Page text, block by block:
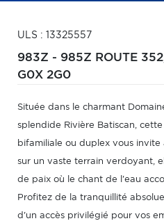
ULS : 13325557
983Z - 985Z ROUTE
G0X 2G0
Située dans le charmant
splendide Rivière Batiscan,
bifamiliale ou duplex vous invite
sur un vaste terrain verdoyant,
de paix où le chant de l'eau
Profitez de la tranquillité
d'un accès privilégié pour vos